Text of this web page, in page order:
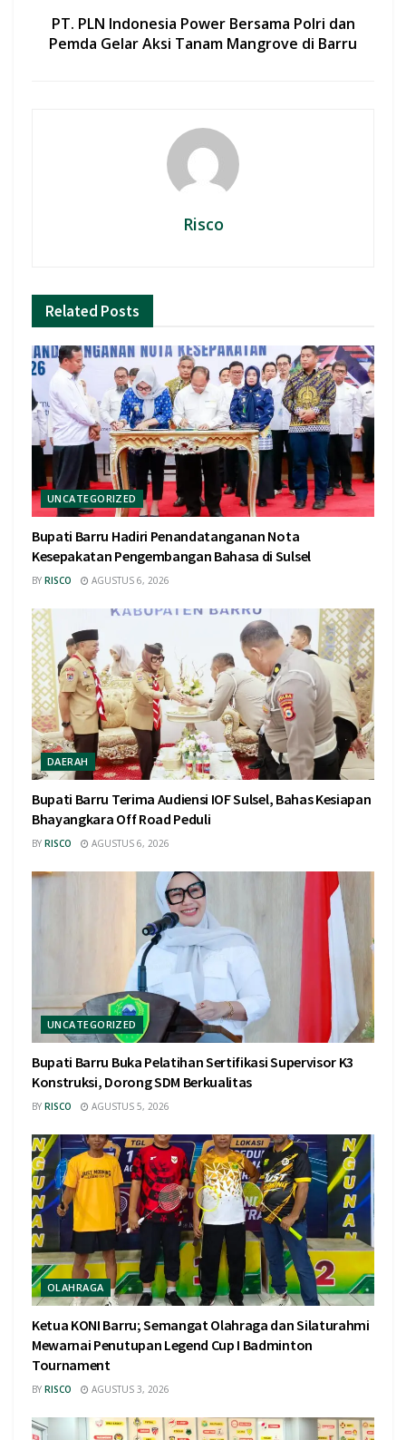
PT. PLN Indonesia Power Bersama Polri dan
Pemda Gelar Aksi Tanam Mangrove di Barru
Risco
Related Posts
UNCATEGORIZED
Bupati Barru Hadiri Penandatanganan Nota
Kesepakatan Pengembangan Bahasa di Sulsel
BY RISCO AGUSTUS 6, 2026
DAERAH
Bupati Barru Terima Audiensi IOF Sulsel, Bahas Kesiapan
Bhayangkara Off Road Peduli
BY RISCO AGUSTUS 6, 2026
UNCATEGORIZED
Bupati Barru Buka Pelatihan Sertifikasi Supervisor K3
Konstruksi, Dorong SDM Berkualitas
BY RISCO AGUSTUS 5, 2026
OLAHRAGA
Ketua KONI Barru; Semangat Olahraga dan Silaturahmi
Mewarnai Penutupan Legend Cup I Badminton
Tournament
BY RISCO AGUSTUS 3, 2026